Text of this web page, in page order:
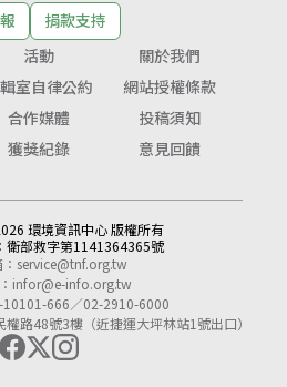
捐款支持
活動
關於我們
室自律公約
網站授權條款
合作媒體
投稿須知
獲獎紀錄 意見回饋
環境資訊中心 版權所有
衛部救字第1141364365號
service@tnf.org.tw
infor@e-info.org.tw
666／02-2910-6000
路48號3樓（近捷運大坪林站1號出口）